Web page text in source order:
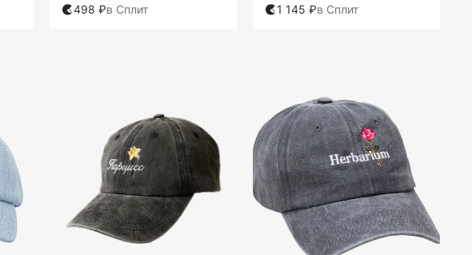
498 ₽в Сплит
1 145 ₽в Сплит